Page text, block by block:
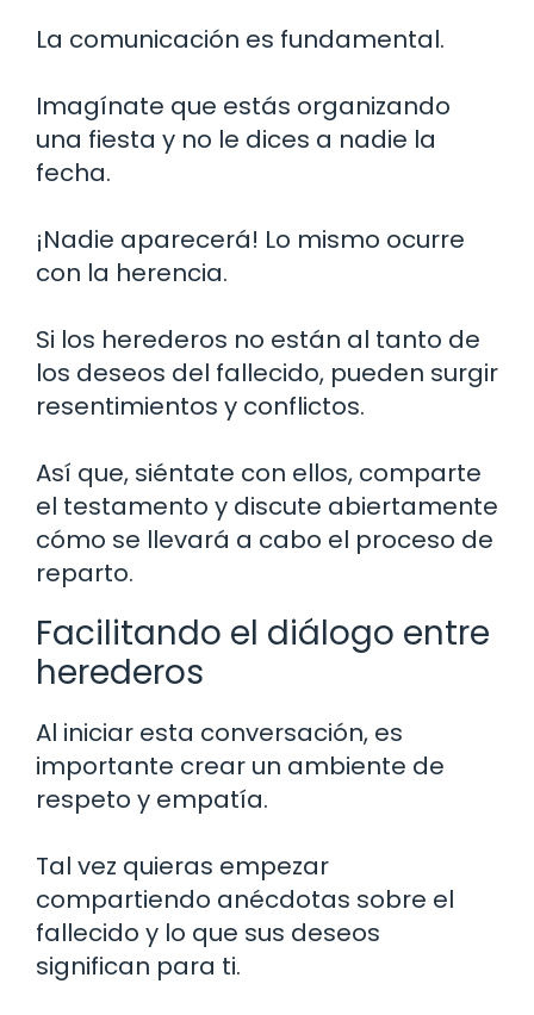
La comunicación es fundamental.
Imagínate que estás organizando
una fiesta y no le dices a nadie la
fecha.
¡Nadie aparecerá! Lo mismo ocurre
con la herencia.
Si los herederos no están al tanto de
los deseos del fallecido, pueden surgir
resentimientos y conflictos.
Así que, siéntate con ellos, comparte
el testamento y discute abiertamente
cómo se llevará a cabo el proceso de
reparto.
Facilitando el diálogo entre
herederos
Al iniciar esta conversación, es
importante crear un ambiente de
respeto y empatía.
Tal vez quieras empezar
compartiendo anécdotas sobre el
fallecido y lo que sus deseos
significan para ti.